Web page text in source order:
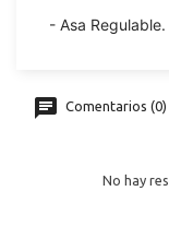
- Asa Regulable.
Comentarios (0)
No hay